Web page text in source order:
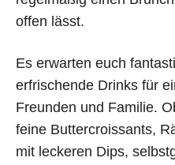
offen lässt.
Es erwarten euch
erfrischende Drinks für
Freunden und Familie.
feine Buttercroissants,
mit leckeren Dips,